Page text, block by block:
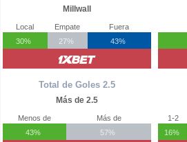
Millwall
Local
30%
Empate
27%
Fuera
43%
Total de Goles 2.5
Más de 2.5
Menos de
43%
Más de
57%
1-2
16%